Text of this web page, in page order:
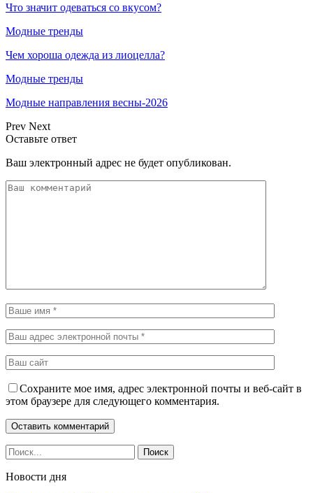
Что значит одеваться со вкусом?
Модные тренды
Чем хороша одежда из лиоцелла?
Модные тренды
Модные направления весны-2026
Prev Next
Оставьте ответ
Ваш электронный адрес не будет опубликован.
Сохраните мое имя, адрес электронной почты и веб-сайт в
этом браузере для следующего комментария.
Новости дня